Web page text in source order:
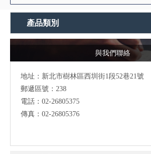
產品類別
與我們聯絡
地址： 新北市樹林區西圳街1段52巷21號
郵遞區號：238
電話：02-26805375
傳真：02-26805376